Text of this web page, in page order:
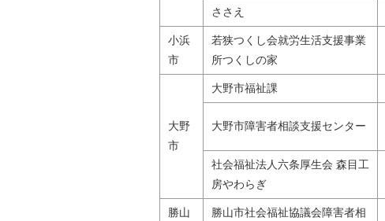
ささえ
小浜
市
若狭つくし会就労生活支援事業
所つくしの家
大野
市
大野市福祉課
大野市障害者相談支援センター
社会福祉法人六条厚生会 森目工
房やわらぎ
勝山
勝山市社会福祉協議会障害者相